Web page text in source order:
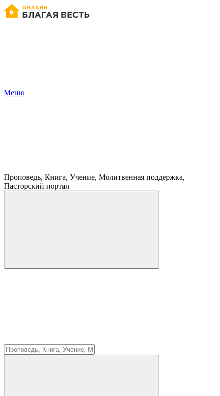
Меню
Проповедь, Книга, Учение, Молитвенная поддержка,
Пасторский портал